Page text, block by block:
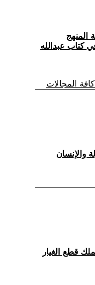
المنهج
كتاب عبدالله
المجالات